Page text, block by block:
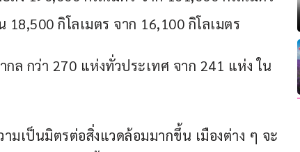
กิโลเมตร จาก 16,100 กิโลเมตร
กว่า 270 แห่งทั่วประเทศ จาก 241 แห่ง ใน
เป็นมิตรต่อสิ่งแวดล้อมมากขึ้น เมืองต่าง ๆ จะ